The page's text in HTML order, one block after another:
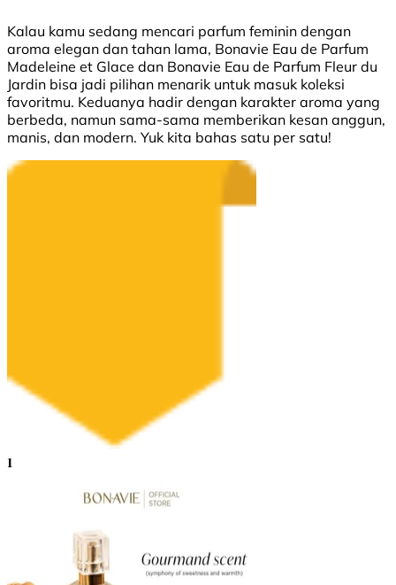
Kalau kamu sedang mencari parfum feminin dengan
aroma elegan dan tahan lama, Bonavie Eau de Parfum
Madeleine et Glace dan Bonavie Eau de Parfum Fleur du
Jardin bisa jadi pilihan menarik untuk masuk koleksi
favoritmu. Keduanya hadir dengan karakter aroma yang
berbeda, namun sama-sama memberikan kesan anggun,
manis, dan modern. Yuk kita bahas satu per satu!
1